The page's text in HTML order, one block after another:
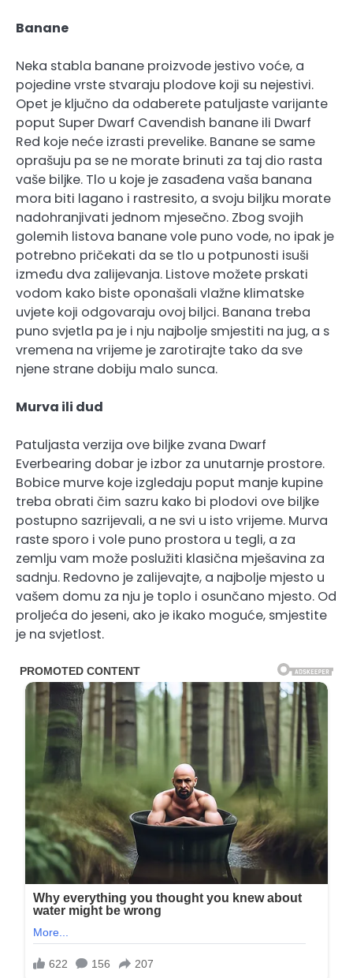
Banane
Neka stabla banane proizvode jestivo voće, a
pojedine vrste stvaraju plodove koji su nejestivi.
Opet je ključno da odaberete patuljaste varijante
poput Super Dwarf Cavendish banane ili Dwarf
Red koje neće izrasti prevelike. Banane se same
oprašuju pa se ne morate brinuti za taj dio rasta
vaše biljke. Tlo u koje je zasađena vaša banana
mora biti lagano i rastresito, a svoju biljku morate
nadohranjivati jednom mjesečno. Zbog svojih
golemih listova banane vole puno vode, no ipak je
potrebno pričekati da se tlo u potpunosti isuši
između dva zalijevanja. Listove možete prskati
vodom kako biste oponašali vlažne klimatske
uvjete koji odgovaraju ovoj biljci. Banana treba
puno svjetla pa je i nju najbolje smjestiti na jug, a s
vremena na vrijeme je zarotirajte tako da sve
njene strane dobiju malo sunca.
Murva ili dud
Patuljasta verzija ove biljke zvana Dwarf
Everbearing dobar je izbor za unutarnje prostore.
Bobice murve koje izgledaju poput manje kupine
treba obrati čim sazru kako bi plodovi ove biljke
postupno sazrijevali, a ne svi u isto vrijeme. Murva
raste sporo i vole puno prostora u tegli, a za
zemlju vam može poslužiti klasična mješavina za
sadnju. Redovno je zalijevajte, a najbolje mjesto u
vašem domu za nju je toplo i osunčano mjesto. Od
proljeća do jeseni, ako je ikako moguće, smjestite
je na svjetlost.